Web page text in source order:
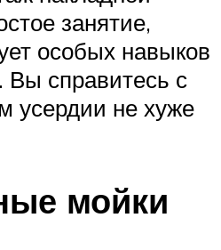
занятие,
особых навыков
Вы справитесь с
усердии не хуже
мойки